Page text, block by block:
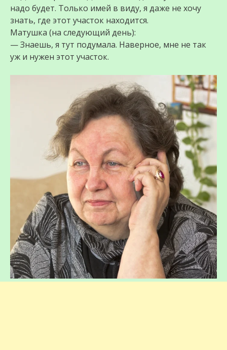
надо будет. Только имей в виду, я даже не хочу
знать, где этот участок находится.
Матушка (на следующий день):
— Знаешь, я тут подумала. Наверное, мне не так
уж и нужен этот участок.